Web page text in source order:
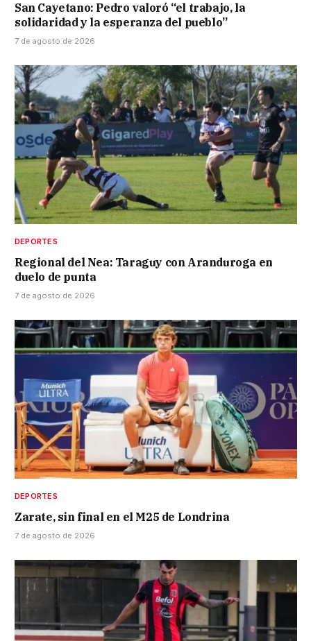
San Cayetano: Pedro valoró “el trabajo, la
solidaridad y la esperanza del pueblo”
7 de agosto de 2026
DEPORTES
Regional del Nea: Taraguy con Aranduroga en
duelo de punta
7 de agosto de 2026
DEPORTES
Zarate, sin final en el M25 de Londrina
7 de agosto de 2026